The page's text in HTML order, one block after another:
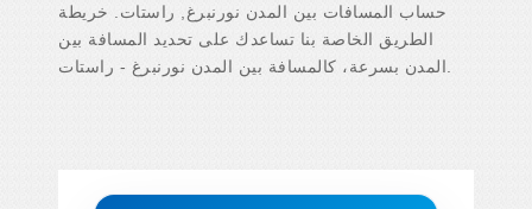
حساب المسافات بين المدن نورنبرغ, راستات. خريطة
الطريق الخاصة بنا تساعدك على تحديد المسافة بين